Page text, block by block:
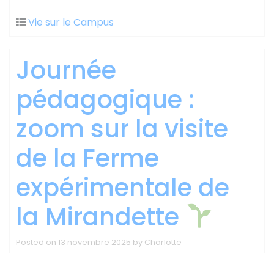
Vie sur le Campus
Journée
pédagogique :
zoom sur la visite
de la Ferme
expérimentale de
la Mirandette
Posted on 13 novembre 2025 by Charlotte